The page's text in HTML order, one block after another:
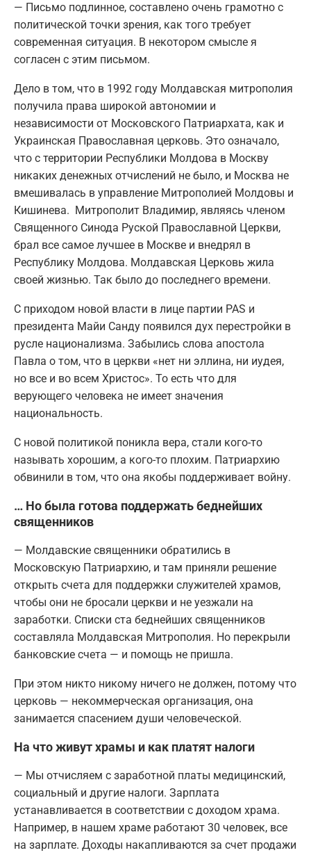
— Письмо подлинное, составлено очень грамотно с
политической точки зрения, как того требует
современная ситуация. В некотором смысле я
согласен с этим письмом.
Дело в том, что в 1992 году Молдавская митрополия
получила права широкой автономии и
независимости от Московского Патриархата, как и
Украинская Православная церковь. Это означало,
что с территории Республики Молдова в Москву
никаких денежных отчислений не было, и Москва не
вмешивалась в управление Митрополией Молдовы и
Кишинева. Митрополит Владимир, являясь членом
Священного Синода Руской Православной Церкви,
брал все самое лучшее в Москве и внедрял в
Республику Молдова. Молдавская Церковь жила
своей жизнью. Так было до последнего времени.
С приходом новой власти в лице партии PAS и
президента Майи Санду появился дух перестройки в
русле национализма. Забылись слова апостола
Павла о том, что в церкви «нет ни эллина, ни иудея,
но все и во всем Христос». То есть что для
верующего человека не имеет значения
национальность.
С новой политикой поникла вера, стали кого-то
называть хорошим, а кого-то плохим. Патриархию
обвинили в том, что она якобы поддерживает войну.
… Но была готова поддержать беднейших
священников
— Молдавские священники обратились в
Московскую Патриархию, и там приняли решение
открыть счета для поддержки служителей храмов,
чтобы они не бросали церкви и не уезжали на
заработки. Списки ста беднейших священников
составляла Молдавская Митрополия. Но перекрыли
банковские счета — и помощь не пришла.
При этом никто никому ничего не должен, потому что
церковь — некоммерческая организация, она
занимается спасением души человеческой.
На что живут храмы и как платят налоги
— Мы отчисляем с заработной платы медицинский,
социальный и другие налоги. Зарплата
устанавливается в соответствии с доходом храма.
Например, в нашем храме работают 30 человек, все
на зарплате. Доходы накапливаются за счет продажи